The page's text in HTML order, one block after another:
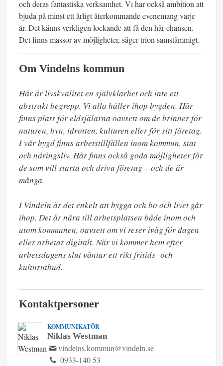
och deras fantastiska verksamhet. Vi har också ambition att
bjuda på minst ett årligt återkommande evenemang varje
år. Det känns verkligen lockande att få den här chansen.
Det finns massor av möjligheter, säger trion samstämmigt.
Om Vindelns kommun
Här är livskvalitet en självklarhet och inte ett
abstrakt begrepp. Vi alla håller ihop bygden. Här
finns plats för eldsjälarna oavsett om de brinner för
naturen, byn, idrotten, kulturen eller för sitt företag.
I vår bygd finns arbetstillfällen inom kommun, stat
och näringsliv. Här finns också goda möjligheter för
de som vill starta och driva företag – och de är
många.
I Vindeln är det enkelt att bygga och bo och livet går
ihop. Det är nära till arbetsplatsen både inom och
utom kommunen, oavsett om vi reser iväg för dagen
eller arbetar digitalt. När vi kommer hem efter
arbetsdagens slut väntar ett rikt fritids- och
kulturutbud.
Kontaktpersoner
KOMMUNIKATÖR
Niklas Westman
vindelns.kommun@vindeln.se
0933-140 53